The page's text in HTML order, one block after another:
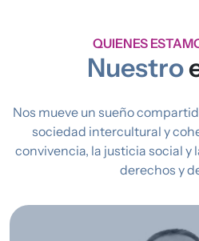
QUIENES
Nuestro
Nos mueve un sueño
sociedad intercultural y
convivencia, la justicia social y
derechos y
Imagen